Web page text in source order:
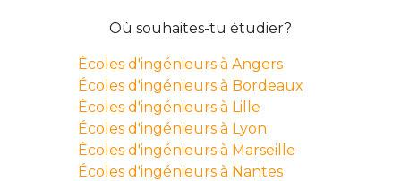
Où souhaites-tu étudier?
Écoles d'ingénieurs à Angers
Écoles d'ingénieurs à Bordeaux
Écoles d'ingénieurs à Lille
Écoles d'ingénieurs à Lyon
Écoles d'ingénieurs à Marseille
Écoles d'ingénieurs à Nantes